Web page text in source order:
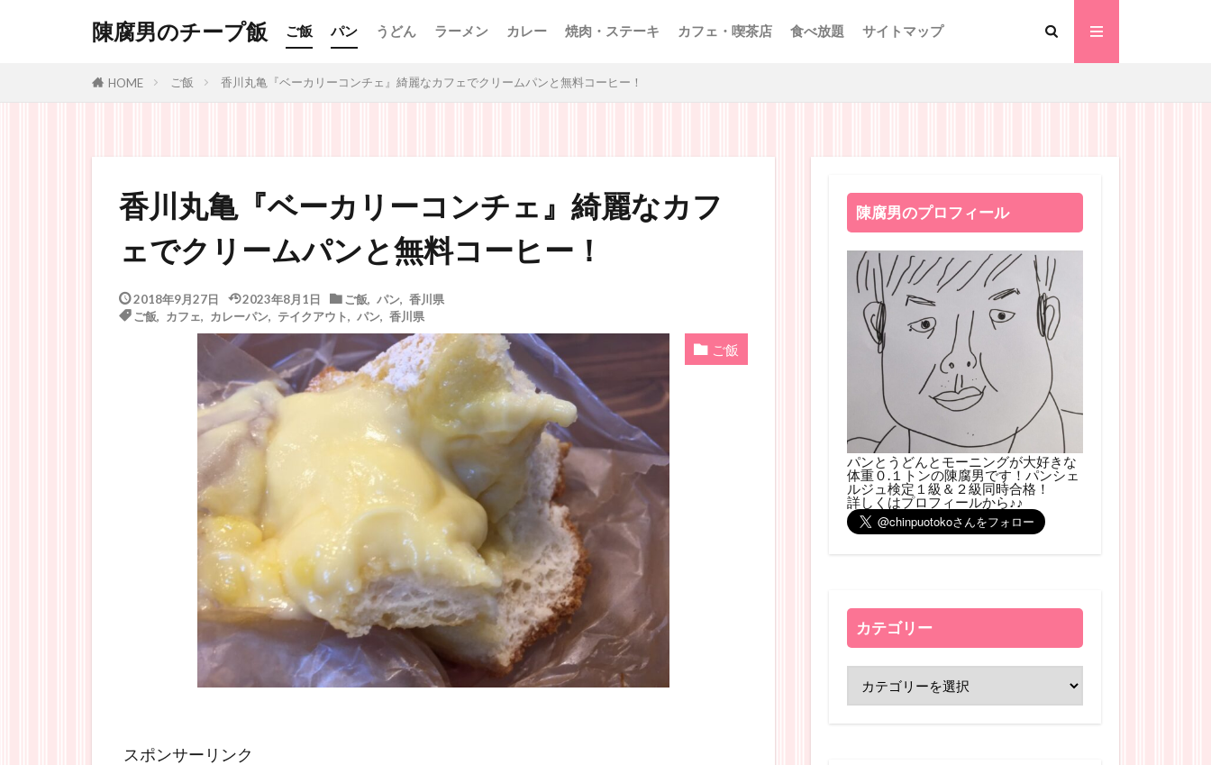
陳腐男のチープ飯 ご飯 パン うどん ラーメン カレー 焼肉・ステーキ カフェ・喫茶店 食べ放題 サイトマップ
HOME ご飯 香川丸亀『ベーカリーコンチェ』綺麗なカフェでクリームパンと無料コーヒー！
香川丸亀『ベーカリーコンチェ』綺麗なカフ
ェでクリームパンと無料コーヒー！
2018年9月27日 2023年8月1日 ご飯 パン, 香川県
ご飯
カフェ カレーパン, テイクアウト パン, 香川県
ご飯
スポンサーリンク
陳腐男のプロフィール
パンとうどんとモーニングが大好きな
体重０.１トンの陳腐男です！パンシェ
ルジュ検定１級＆２級同時合格！
詳しくはプロフィールから♪♪
カテゴリー